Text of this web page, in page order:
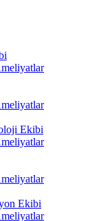
Ekibi
Ekibi